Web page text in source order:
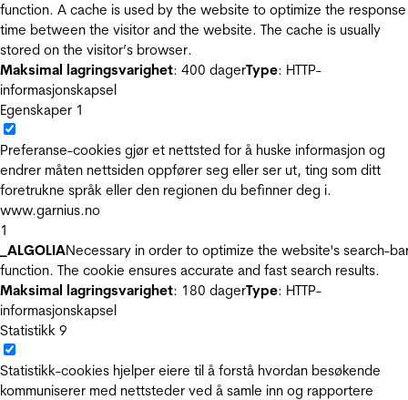
function. A cache is used by the website to optimize the response
time between the visitor and the website. The cache is usually
stored on the visitor’s browser.
Maksimal lagringsvarighet: 400 dagerType: HTTP-
informasjonskapsel
Egenskaper 1
Preferanse-cookies gjør et nettsted for å huske informasjon og
endrer måten nettsiden oppfører seg eller ser ut, ting som ditt
foretrukne språk eller den regionen du befinner deg i.
www.garnius.no
1
_ALGOLIANecessary in order to optimize the website's search-
function. The cookie ensures accurate and fast search results.
Maksimal lagringsvarighet: 180 dagerType: HTTP-
informasjonskapsel
Statistikk 9
Statistikk-cookies hjelper eiere til å forstå hvordan besøkende
kommuniserer med nettsteder ved å samle inn og rapportere